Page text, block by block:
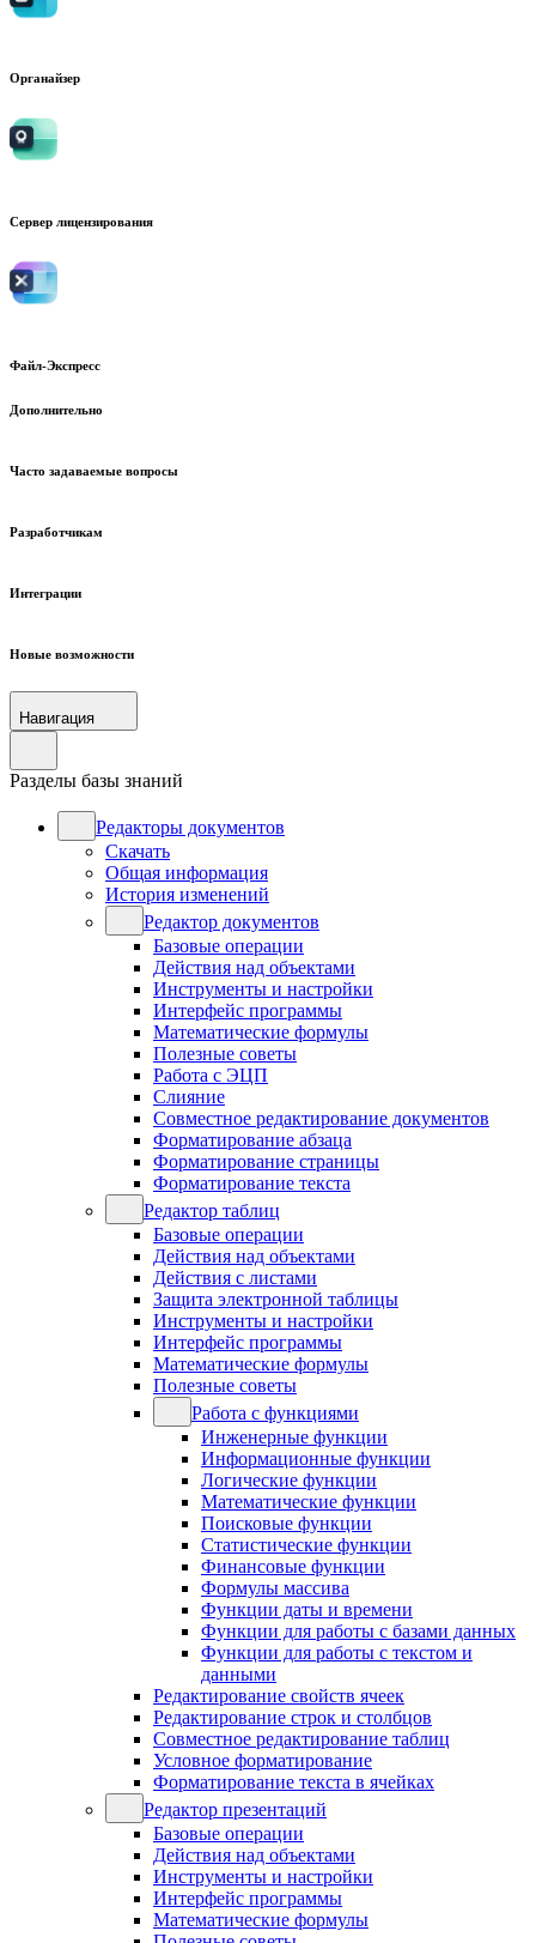
Органайзер
Сервер лицензирования
Файл-Экспресс
Дополнительно
Часто задаваемые вопросы
Разработчикам
Интеграции
Новые возможности
Навигация
Разделы базы знаний
Редакторы документов
Скачать
Общая информация
История изменений
Редактор документов
Базовые операции
Действия над объектами
Инструменты и настройки
Интерфейс программы
Математические формулы
Полезные советы
Работа с ЭЦП
Слияние
Совместное редактирование документов
Форматирование абзаца
Форматирование страницы
Форматирование текста
Редактор таблиц
Базовые операции
Действия над объектами
Действия с листами
Защита электронной таблицы
Инструменты и настройки
Интерфейс программы
Математические формулы
Полезные советы
Работа с функциями
Инженерные функции
Информационные функции
Логические функции
Математические функции
Поисковые функции
Статистические функции
Финансовые функции
Формулы массива
Функции даты и времени
Функции для работы с базами данных
Функции для работы с текстом и
данными
Редактирование свойств ячеек
Редактирование строк и столбцов
Совместное редактирование таблиц
Условное форматирование
Форматирование текста в ячейках
Редактор презентаций
Базовые операции
Действия над объектами
Инструменты и настройки
Интерфейс программы
Математические формулы